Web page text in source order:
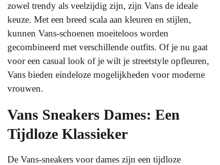
zowel trendy als veelzijdig zijn, zijn Vans de ideale
keuze. Met een breed scala aan kleuren en stijlen,
kunnen Vans-schoenen moeiteloos worden
gecombineerd met verschillende outfits. Of je nu gaat
voor een casual look of je wilt je streetstyle opfleuren,
Vans bieden eindeloze mogelijkheden voor moderne
vrouwen.
Vans Sneakers Dames: Een
Tijdloze Klassieker
De Vans-sneakers voor dames zijn een tijdloze